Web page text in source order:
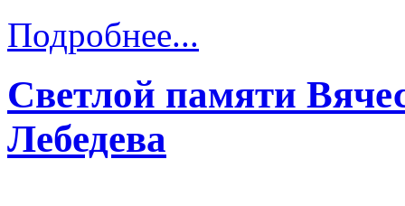
Подробнее...
Светлой памяти
Лебедева